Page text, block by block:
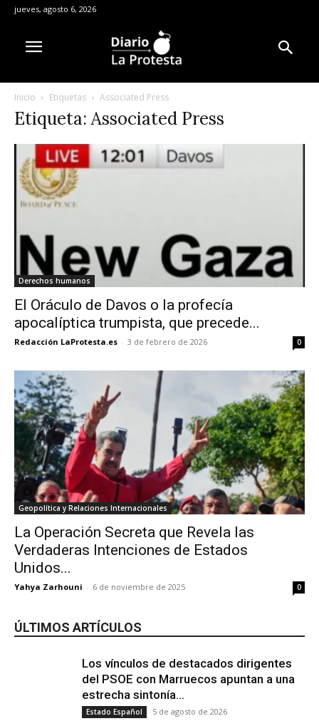
jueves, agosto 6, 2026
Inicio Etiquetas Associated Press
Etiqueta: Associated Press
Derechos humanos
El Oráculo de Davos o la profecía
apocalíptica trumpista, que precede...
Redacción LaProtesta.es - 3 de febrero de 2026 0
Geopolítica y Relaciones Internacionales
La Operación Secreta que Revela las
Verdaderas Intenciones de Estados
Unidos...
Yahya Zarhouni - 6 de noviembre de 2025 0
ÚLTIMOS ARTÍCULOS
Los vínculos de destacados dirigentes
del PSOE con Marruecos apuntan a una
estrecha sintonía...
Estado Español 5 de agosto de 2026